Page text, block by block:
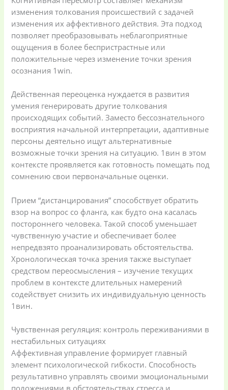
Baby(5) Bathroom
Appliances(19)
Electronics(6) Gadget Accessories
(33)
gadget-accessories
(2)
Health & Beauty
Home Appliances
(52)
Kids & Toys(2)
изменения толкования происшествий с задачей
изменения их аффективного действия. Эта подход
позволяет преобразовывать неблагоприятные
ощущения в более беспристрастные или
положительные через изменение точки зрения
осознания 1win.
Действенная переоценка нуждается в развития
умения генерировать другие толкования
происходящих событий. Заместо бессознательного
восприятия начальной интерпретации, адаптивные
персоны деятельно ищут альтернативные
возможные точки зрения на ситуацию. 1вин в этом
контексте проявляется как готовность помещать под
сомнению свои первоначальные оценки.
Прием “дистанцирования” способствует обратить
взор на вопрос со фланга, как будто она касалась
постороннего человека. Такой способ уменьшает
чувственную участие и обеспечивает более
непредвзято проанализировать обстоятельства.
Хронологическая точка зрения также выступает
средством переосмысления – изучение текущих
проблем в контексте длительных намерений
содействует снизить их индивидуальную ценность
1вин.
Чувственная регуляция: контроль переживаниями в
нестабильных ситуациях
Аффективная управление формирует главный
элемент психологической гибкости. Способность
результативно управлять своими эмоциональными
положениями в обстоятельствах стресса и